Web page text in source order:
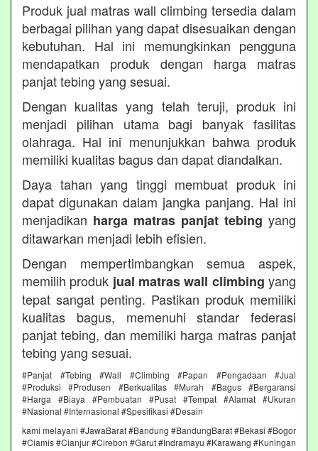
Produk jual matras wall climbing tersedia dalam
berbagai pilihan yang dapat disesuaikan dengan
kebutuhan. Hal ini memungkinkan pengguna
mendapatkan produk dengan harga matras
panjat tebing yang sesuai.
Dengan kualitas yang telah teruji, produk ini
menjadi pilihan utama bagi banyak fasilitas
olahraga. Hal ini menunjukkan bahwa produk
memiliki kualitas bagus dan dapat diandalkan.
Daya tahan yang tinggi membuat produk ini
dapat digunakan dalam jangka panjang. Hal ini
menjadikan harga matras panjat tebing yang
ditawarkan menjadi lebih efisien.
Dengan mempertimbangkan semua aspek,
memilih produk jual matras wall climbing yang
tepat sangat penting. Pastikan produk memiliki
kualitas bagus, memenuhi standar federasi
panjat tebing, dan memiliki harga matras panjat
tebing yang sesuai.
#Panjat #Tebing #Wall #Climbing #Papan #Pengadaan #Jual
#Produksi #Produsen #Berkualitas #Murah #Bagus #Bergaransi
#Harga #Biaya #Pembuatan #Pusat #Tempat #Alamat #Ukuran
#Nasional #Internasional #Spesifikasi #Desain
kami melayani #JawaBarat #Bandung #BandungBarat #Bekasi #Bogor
#Ciamis #Cianjur #Cirebon #Garut #Indramayu #Karawang #Kuningan